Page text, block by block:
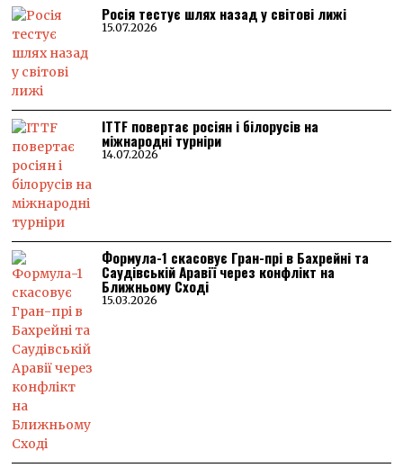
Росія тестує шлях назад у світові лижі
15.07.2026
ITTF повертає росіян і білорусів на
міжнародні турніри
14.07.2026
Формула-1 скасовує Гран-прі в Бахрейні та
Саудівській Аравії через конфлікт на
Ближньому Сході
15.03.2026